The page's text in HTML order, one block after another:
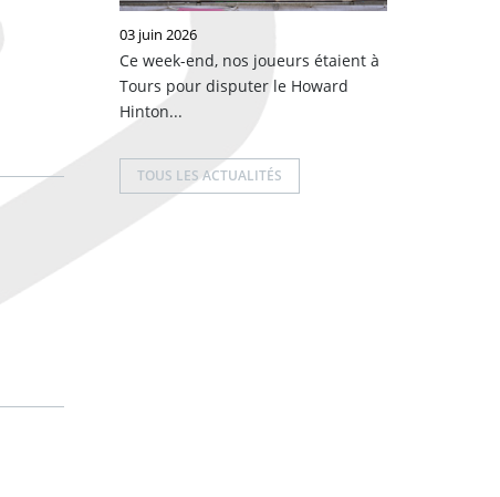
03 juin 2026
Ce week-end, nos joueurs étaient à
Tours pour disputer le Howard
Hinton...
TOUS LES ACTUALITÉS